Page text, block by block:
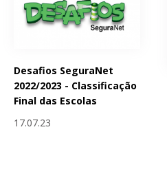
Desafios SeguraNet
2022/2023 - Classificação
Final das Escolas
17.07.23